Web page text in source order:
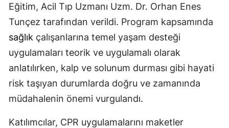
Eğitim, Acil Tıp Uzmanı Uzm. Dr. Orhan Enes
Tunçez tarafından verildi. Program kapsamında
sağlık çalışanlarına temel yaşam desteği
uygulamaları teorik ve uygulamalı olarak
anlatılırken, kalp ve solunum durması gibi hayati
risk taşıyan durumlarda doğru ve zamanında
müdahalenin önemi vurgulandı.
Katılımcılar, CPR uygulamalarını maketler